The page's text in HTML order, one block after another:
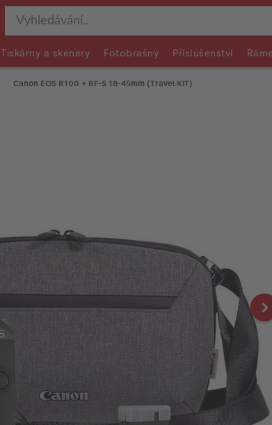
Tiskárny a skenery Fotobrašny Příslušenství
Canon EOS R100 + RF-S 18-45mm (Travel KIT)